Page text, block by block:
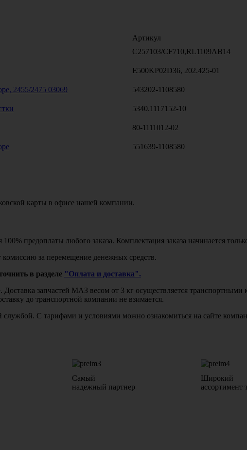
Артикул
C257103/CF710,RL1109AB14
E500KP02D36, 202.425-01
2455/2475 03069 543202-1108580
5340.1117152-10
80-1111012-02
551639-1108580
карты в офисе нашей компании.
предоплаты любого заказа. Комплектация заказа начинается
за перемещение денежных средств.
в разделе "Оплата и доставка".
Доставка запчастей МАЗ весом от 3 кг осуществляется
до транспортной компании не взимается.
службой. С тарифами и условиями можно ознакомиться на сайте
Самый
надежный партнер
Широкий
ассортимент